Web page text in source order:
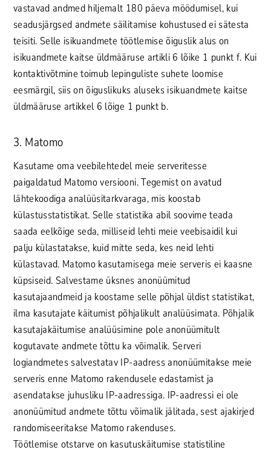
vastavad andmed hiljemalt 180 päeva möödumisel, kui
seadusjärgsed andmete säilitamise kohustused ei sätesta
teisiti. Selle isikuandmete töötlemise õiguslik alus on
isikuandmete kaitse üldmääruse artikli 6 lõike 1 punkt f. Kui
kontaktivõtmine toimub lepinguliste suhete loomise
eesmärgil, siis on õiguslikuks aluseks isikuandmete kaitse
üldmääruse artikkel 6 lõige 1 punkt b.
3. Matomo
Kasutame oma veebilehtedel meie serveritesse
paigaldatud Matomo versiooni. Tegemist on avatud
lähtekoodiga analüüsitarkvaraga, mis koostab
külastusstatistikat. Selle statistika abil soovime teada
saada eelkõige seda, milliseid lehti meie veebisaidil kui
palju külastatakse, kuid mitte seda, kes neid lehti
külastavad. Matomo kasutamisega meie serveris ei kaasne
küpsiseid. Salvestame üksnes anonüümitud
kasutajaandmeid ja koostame selle põhjal üldist statistikat,
ilma kasutajate käitumist põhjalikult analüüsimata. Põhjalik
kasutajakäitumise analüüsimine pole anonüümitult
kogutavate andmete tõttu ka võimalik. Serveri
logiandmetes salvestatav IP-aadress anonüümitakse meie
serveris enne Matomo rakendusele edastamist ja
asendatakse juhusliku IP-aadressiga. IP-aadressi ei ole
anonüümitud andmete tõttu võimalik jälitada, sest ajakirjed
randomiseeritakse Matomo rakenduses.
Töötlemise otstarve on kasutuskäitumise statistiline